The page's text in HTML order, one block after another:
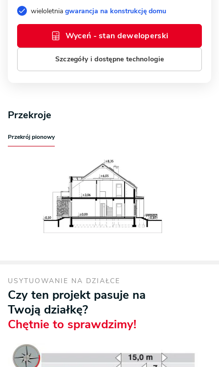
wieloletnia gwarancja na konstrukcję domu
Szczegóły i dostępne technologie
Wyceń - stan deweloperski
Przekroje
Przekrój pionowy
USYTUOWANIE NA DZIAŁCE
Czy ten projekt pasuje na
Twoją działkę?
Chętnie to sprawdzimy!